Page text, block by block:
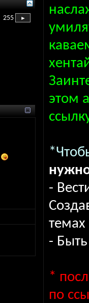
255
этом
-
-
*
по